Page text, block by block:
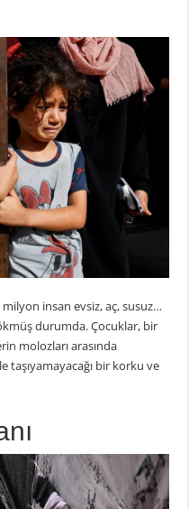
insan evsiz, aç, susuz…
durumda. Çocuklar, bir
molozları arasında
bir korku ve